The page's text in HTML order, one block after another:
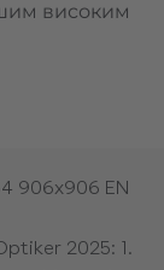
високим